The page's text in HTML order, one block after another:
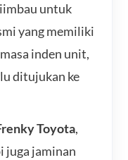
untuk
yang memiliki
inden unit,
ditujukan ke
Toyota,
juga jaminan